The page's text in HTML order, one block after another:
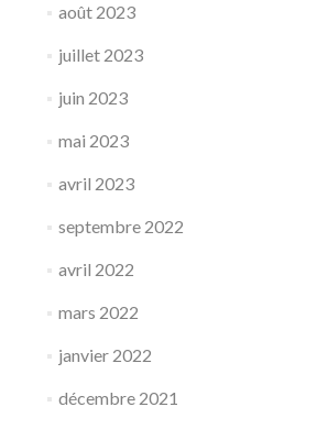
août 2023
juillet 2023
juin 2023
mai 2023
avril 2023
septembre 2022
avril 2022
mars 2022
janvier 2022
décembre 2021